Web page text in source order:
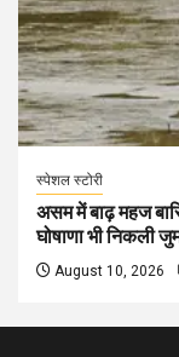
स्पेशल स्टोरी
असम में बाढ़ महज
घोषाणा भी निकली
August 10, 2026